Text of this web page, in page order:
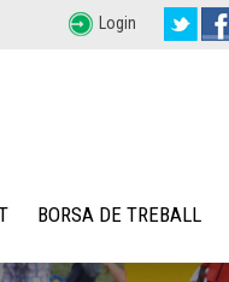
Login
BORSA DE TREBALL